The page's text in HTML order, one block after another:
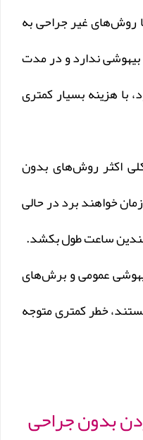
روش‌های غیر جراحی به
بیهوشی ندارد و در مدت
با هزینه بسیار کمتری
اکثر روش‌های بدون
تا 90 دقیقه زمان خواهند برد در حالی
ساعت طول بکشد.
عمومی و برش‌های
خطر کمتری متوجه
بدون جراحی